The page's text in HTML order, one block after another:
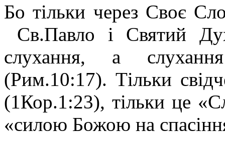
Бо тільки через Своє
Св.Павло і Святий
слухання, а
(Рим.10:17). Тільки
(1Кор.1:23), тільки це
«силою Божою на